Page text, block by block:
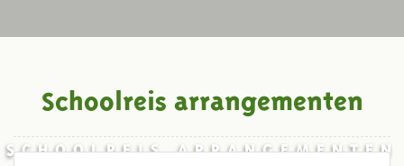
SCHOOLREIS ARRANGEMENTEN
Schoolreis arrangementen